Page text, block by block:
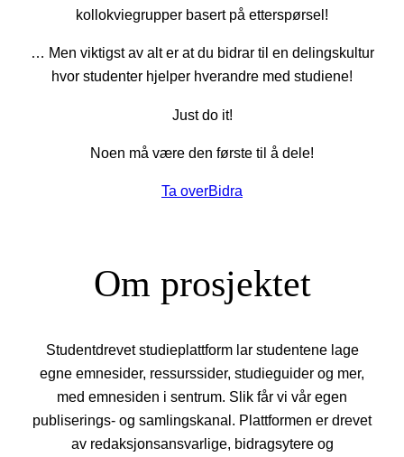
kollokviegrupper basert på etterspørsel!
… Men viktigst av alt er at du bidrar til en delingskultur
hvor studenter hjelper hverandre med studiene!
Just do it!
Noen må være den første til å dele!
Ta overBidra
Om prosjektet
Studentdrevet studieplattform lar studentene lage
egne emnesider, ressurssider, studieguider og mer,
med emnesiden i sentrum. Slik får vi vår egen
publiserings- og samlingskanal. Plattformen er drevet
av redaksjonsansvarlige, bidragsytere og